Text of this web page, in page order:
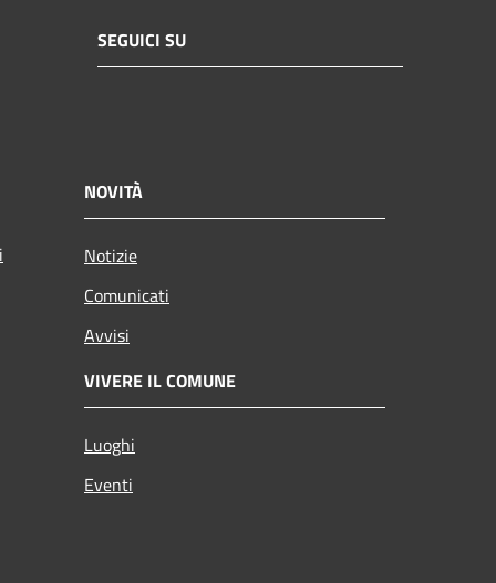
SEGUICI SU
NOVITÀ
Notizie
Comunicati
Avvisi
VIVERE IL COMUNE
Luoghi
Eventi